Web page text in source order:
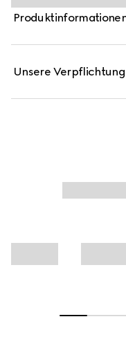
Kleid aus Viskose und
einem Horsebit-Detail
Unsere Verpflichtung